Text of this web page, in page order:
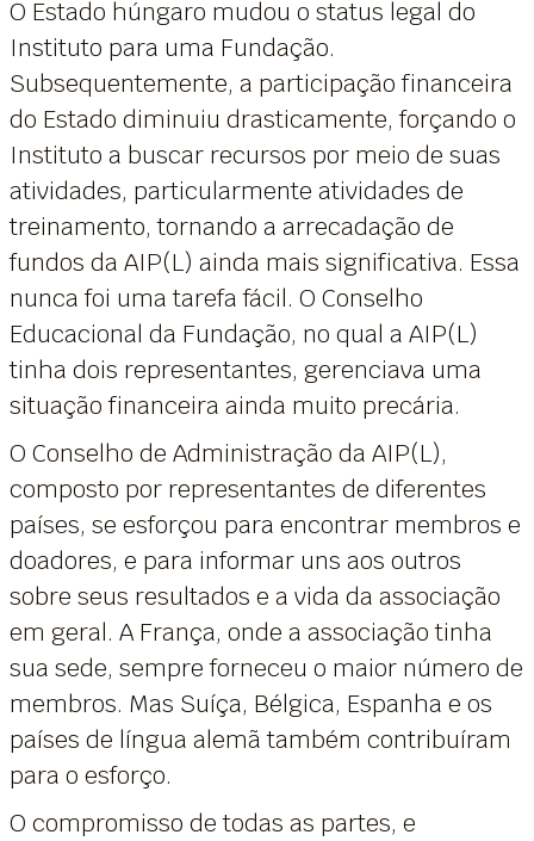
O Estado húngaro mudou o status legal do
Instituto para uma Fundação.
Subsequentemente, a participação financeira
do Estado diminuiu drasticamente, forçando o
Instituto a buscar recursos por meio de suas
atividades, particularmente atividades de
treinamento, tornando a arrecadação de
fundos da AIP(L) ainda mais significativa. Essa
nunca foi uma tarefa fácil. O Conselho
Educacional da Fundação, no qual a AIP(L)
tinha dois representantes, gerenciava uma
situação financeira ainda muito precária.
O Conselho de Administração da AIP(L),
composto por representantes de diferentes
países, se esforçou para encontrar membros e
doadores, e para informar uns aos outros
sobre seus resultados e a vida da associação
em geral. A França, onde a associação tinha
sua sede, sempre forneceu o maior número de
membros. Mas Suíça, Bélgica, Espanha e os
países de língua alemã também contribuíram
para o esforço.
O compromisso de todas as partes, e